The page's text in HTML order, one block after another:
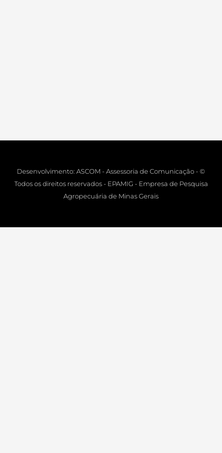
Desenvolvimento: ASCOM - Assessoria de Comunicação - ©
Todos os direitos reservados - EPAMIG - Empresa de Pesquisa
Agropecuária de Minas Gerais